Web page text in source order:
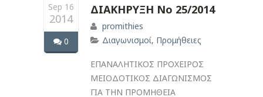
Sep 16
2014
0
ΔΙΑΚΗΡΥΞΗ Νο 25/2014
promithies
Διαγωνισμοί, Προμήθειες
ΕΠΑΝΑΛΗΤΙΚΟΣ ΠΡΟΧΕΙΡΟΣ
ΜΕΙΟΔΟΤΙΚΟΣ ΔΙΑΓΩΝΙΣΜΟΣ
ΓΙΑ ΤΗΝ ΠΡΟΜΗΘΕΙΑ